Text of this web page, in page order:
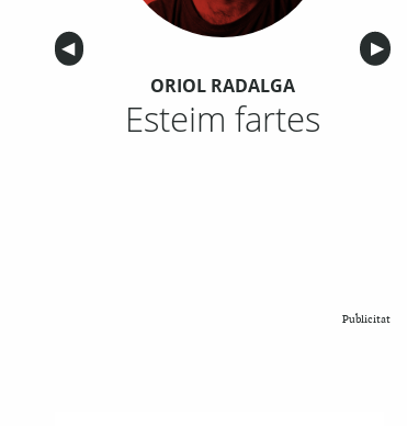
Anterior
◀︎ ▶︎
ORIOL RADALGA
Esteim fartes
Publicitat